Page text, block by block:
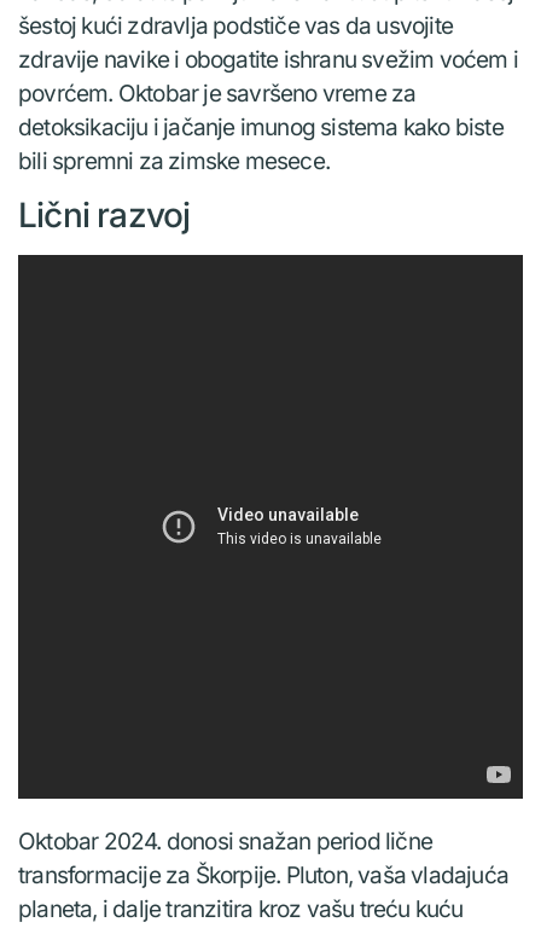
šestoj kući zdravlja podstiče vas da usvojite
zdravije navike i obogatite ishranu svežim voćem i
povrćem. Oktobar je savršeno vreme za
detoksikaciju i jačanje imunog sistema kako biste
bili spremni za zimske mesece.
Lični razvoj
Oktobar 2024. donosi snažan period lične
transformacije za Škorpije. Pluton, vaša vladajuća
planeta, i dalje tranzitira kroz vašu treću kuću